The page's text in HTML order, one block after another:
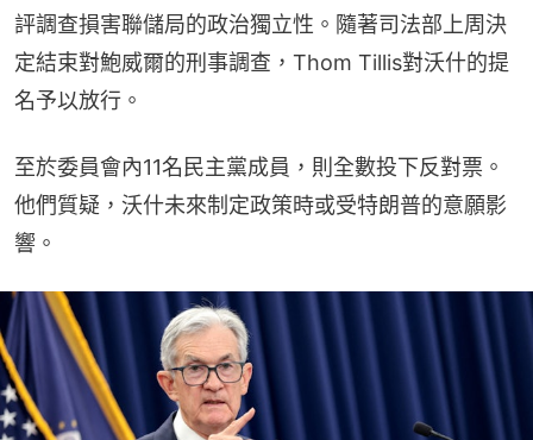
評調查損害聯儲局的政治獨立性。隨著司法部上周決
定結束對鮑威爾的刑事調查，Thom Tillis對沃什的提
名予以放行。
至於委員會內11名民主黨成員，則全數投下反對票。
他們質疑，沃什未來制定政策時或受特朗普的意願影
響。